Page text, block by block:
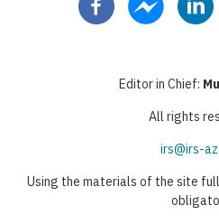
thời
Editor in Chief:
All rights
irs@irs-
Using the materials of the site